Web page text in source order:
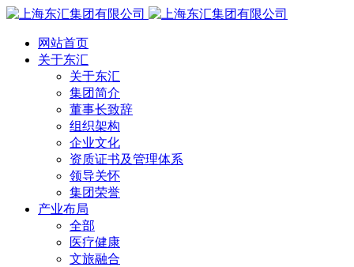
网站首页
关于东汇
关于东汇
集团简介
董事长致辞
组织架构
企业文化
资质证书及管理体系
领导关怀
集团荣誉
产业布局
全部
医疗健康
文旅融合